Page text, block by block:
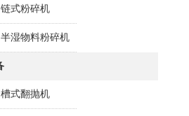
链式粉碎机
半湿物料粉碎机
槽式翻抛机